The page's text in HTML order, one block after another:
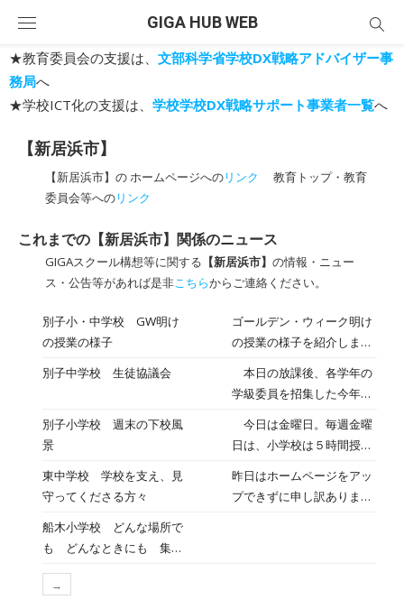
content
GIGA HUB WEB
★教育委員会の支援は、 文部科学省学校DX戦略アドバイザー事
務局へ
★学校ICT化の支援は、 学校学校DX戦略サポート事業者一覧へ
【新居浜市】
【新居浜市】の ホームページへのリンク
教育トップ・教育
委員会等へのリンク
これまでの【新居浜市】関係のニュース
GIGAスクール構想等に関する 【新居浜市】 の情報・ニュー
ス・公告等があれば是非こちらからご連絡ください。
別子小・中学校 GW明け
の授業の様子
ゴールデン・ウィーク明け
の授業の様子を紹介しま
子です。友人の成果物を認
め合ったり、計算問題を解
き合ったりと意欲的に授業
に臨む姿が印象的でした。
中学校１年生の英語科の
授業では、本日から
Student Teacher方式がス
別子中学校 生徒協議会
本日の放課後、各学年の
学級委員を招集した今年度
した。主な議題は、生徒総
会で話し合う協議内容につ
いてです。事前に取ったア
ンケート結果から、従来あ
別子小学校 週末の下校風
景
今日は金曜日。毎週金曜
日は、小学校は５時間授
す。早く帰ることができる
金曜日は、児童生徒にとっ
東中学校 学校を支え、見
守ってくださる方々
昨日はホームページをアッ
プできずに申し訳ありませ
船木小学校 どんな場所で
も どんなときにも 集中
→